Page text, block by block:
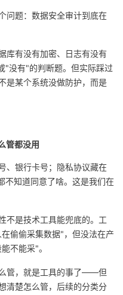
问题：数据安全审计到底在
有没有加密、日志有没有
"没有"的判断题。但实际踩过
是某个系统没做防护，而是
管都没用
、银行卡号；隐私协议藏在
不知道同意了啥。这是我们在
不是技术工具能兜底的。工
偷偷采集数据"，但没法在产
不能采"。
管，就是工具的事了——但
清楚怎么管，后续的分类分